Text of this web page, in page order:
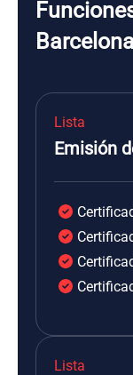
Lista
Emisión
Lista